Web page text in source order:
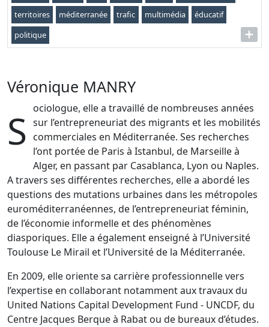
territoires
méditerranée trafic multimédia
éducatif
politique
Véronique MANRY
S ociologue, elle a travaillé de nombreuses années
sur l’entrepreneuriat des migrants et les mobilités
commerciales en Méditerranée. Ses recherches
l’ont portée de Paris à Istanbul, de Marseille à
Alger, en passant par Casablanca, Lyon ou Naples.
A travers ses différentes recherches, elle a abordé les
questions des mutations urbaines dans les métropoles
euroméditerranéennes, de l’entrepreneuriat féminin,
de l’économie informelle et des phénomènes
diasporiques. Elle a également enseigné à l’Université
Toulouse Le Mirail et l’Université de la Méditerranée.
En 2009, elle oriente sa carrière professionnelle vers
l’expertise en collaborant notamment aux travaux du
United Nations Capital Development Fund - UNCDF, du
Centre Jacques Berque à Rabat ou de bureaux d’études.